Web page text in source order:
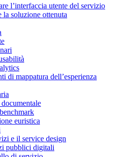
l’interfaccia utente del servizio
la soluzione ottenuta
di mappatura dell’esperienza
euristica
e il service design
pubblici digitali